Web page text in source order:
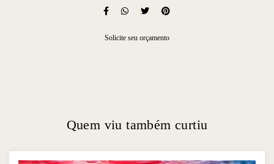
Solicite seu orçamento
Quem viu também curtiu